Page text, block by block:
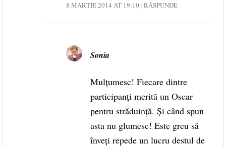
8 MARTIE 2014 AT 19:10 RĂSPUNDE
Sonia
Mulțumesc! Fiecare dintre
participanți merită un Oscar
pentru străduință. Și când spun
asta nu glumesc! Este greu să
înveți repede un lucru destul de